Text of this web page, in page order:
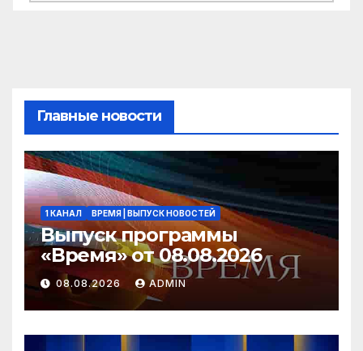
Главные новости
1 КАНАЛ ВРЕМЯ | ВЫПУСК НОВОСТЕЙ
Выпуск программы
«Время» от 08.08.2026
08.08.2026 ADMIN